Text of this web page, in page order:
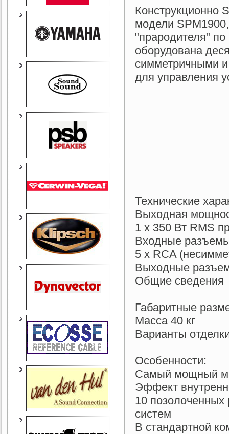
Конструкционно
модели
"прародителя"
оборудована
симметричными
для управления
Технические
Выходная
1 x 350 Вт RMS
Входные
5 х RCA
Выходные
Общие сведения
Габаритные
Масса 40 кг
Варианты
Особенности:
Самый мощный
Эффект
10 позолоченных
систем
В стандартной